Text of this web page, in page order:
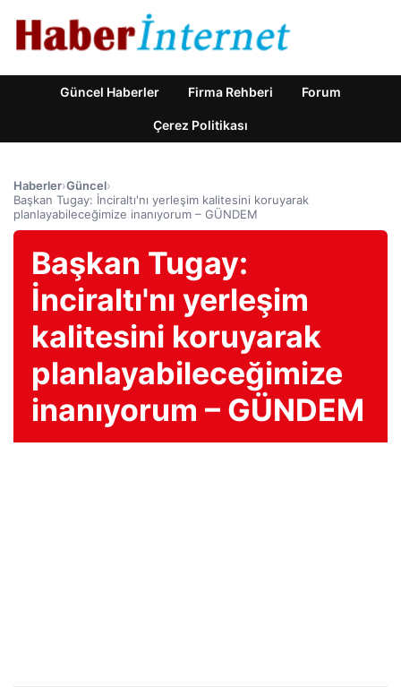
Güncel Haberler Firma Rehberi Forum
Çerez Politikası
Haberler›Güncel›
Başkan Tugay: İnciraltı'nı yerleşim kalitesini koruyarak
planlayabileceğimize inanıyorum – GÜNDEM
Başkan Tugay:
İnciraltı'nı yerleşim
kalitesini koruyarak
planlayabileceğimize
inanıyorum – GÜNDEM